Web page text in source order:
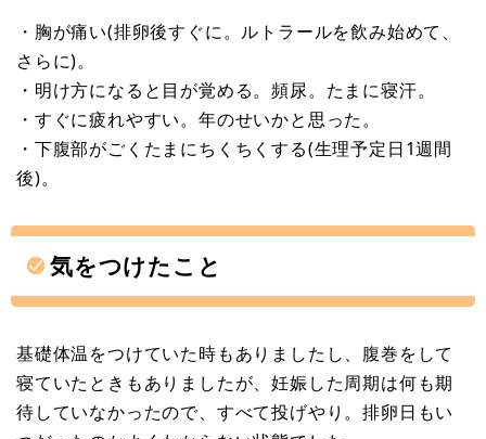
・胸が痛い(排卵後すぐに。ルトラールを飲み始めて、
さらに)。
・明け方になると目が覚める。頻尿。たまに寝汗。
・すぐに疲れやすい。年のせいかと思った。
・下腹部がごくたまにちくちくする(生理予定日1週間
後)。
気をつけたこと
基礎体温をつけていた時もありましたし、腹巻をして
寝ていたときもありましたが、妊娠した周期は何も期
待していなかったので、すべて投げやり。排卵日もい